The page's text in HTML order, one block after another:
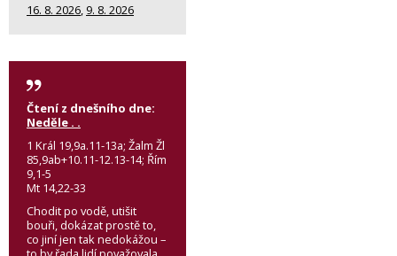
16. 8. 2026, 9. 8. 2026
Čtení z dnešního dne:
Neděle . .
1 Král 19,9a.11-13a; Žalm Žl
85,9ab+10.11-12.13-14; Řím
9,1-5
Mt 14,22-33
Chodit po vodě, utišit
bouři, dokázat prostě to,
co jiní jen tak nedokážou –